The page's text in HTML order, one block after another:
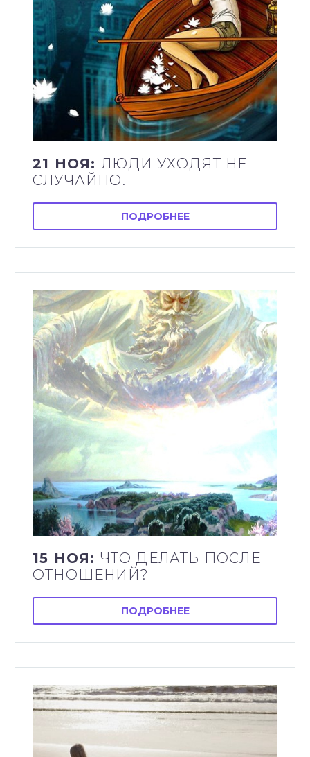
21 НОЯ: ЛЮДИ УХОДЯТ НЕ
СЛУЧАЙНО.
ПОДРОБНЕЕ
15 НОЯ: ЧТО ДЕЛАТЬ ПОСЛЕ
ОТНОШЕНИЙ?
ПОДРОБНЕЕ